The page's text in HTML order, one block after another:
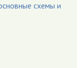
схемы и